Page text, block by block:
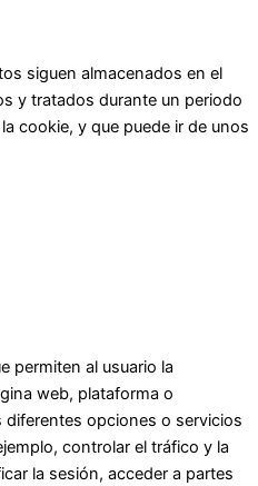
siguen almacenados en el
y tratados durante un periodo
cookie, y que puede ir de unos
permiten al usuario la
web, plataforma o
diferentes opciones o servicios
controlar el tráfico y la
la sesión, acceder a partes